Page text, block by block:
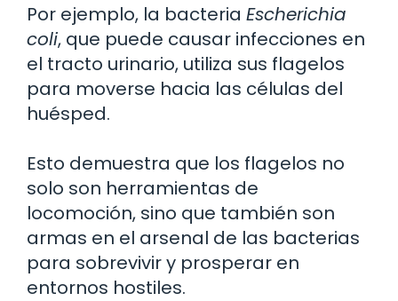
Por ejemplo, la bacteria Escherichia
coli, que puede causar infecciones en
el tracto urinario, utiliza sus flagelos
para moverse hacia las células del
huésped.
Esto demuestra que los flagelos no
solo son herramientas de
locomoción, sino que también son
armas en el arsenal de las bacterias
para sobrevivir y prosperar en
entornos hostiles.